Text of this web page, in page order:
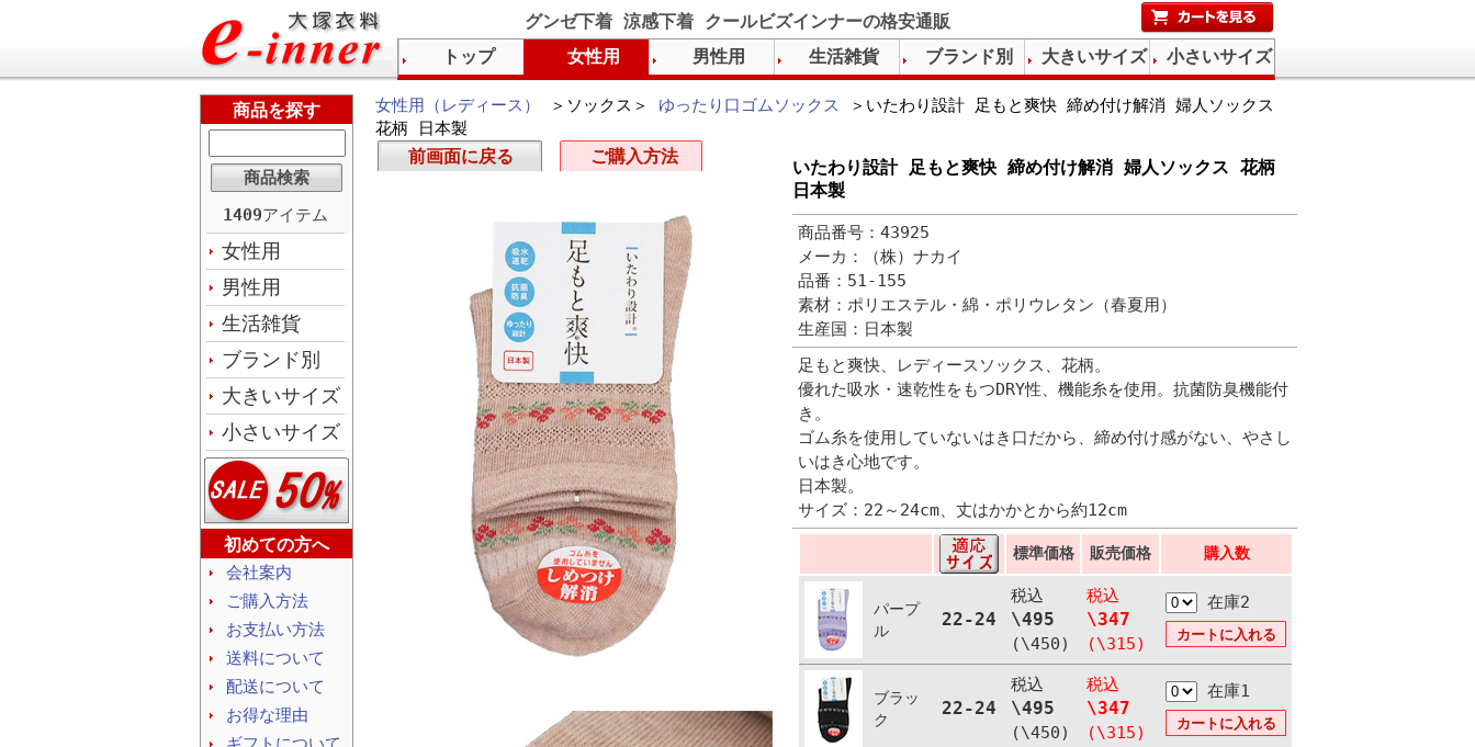
グンゼ下着 涼感下着 クールビズインナーの格安通販
女性用（レディース） ＞ソックス＞ ゆったり口ゴムソックス
＞いたわり設計 足もと爽快 締め付け解消 婦人ソックス
花柄 日本製
いたわり設計 足もと爽快 締め付け解消 婦人ソックス 花柄
日本製
商品番号：43925
メーカ：（株）ナカイ
品番：51-155
素材：ポリエステル・綿・ポリウレタン（春夏用）
生産国：日本製
足もと爽快、レディースソックス、花柄。
優れた吸水・速乾性をもつDRY性、機能糸を使用。抗菌防臭機能付
き。
ゴム糸を使用していないはき口だから、締め付け感がない、やさし
いはき心地です。
日本製。
サイズ：22～24cm、丈はかかとから約12cm
標準価格 販売価格 購入数
パープ
ル
22-24
税込
\495
(\450)
税込
\347
(\315)
在庫2
ブラッ
ク
22-24
税込
\495
(\450)
税込
\347
(\315)
在庫1
前画面に戻る ご購入方法
商品を探す
1409アイテム
女性用
男性用
生活雑貨
ブランド別
大きいサイズ
小さいサイズ
初めての方へ
会社案内
ご購入方法
お支払い方法
送料について
配送について
お得な理由
トップ 女性用 男性用 生活雑貨 ブランド別 大きいサイズ 小さいサイズ